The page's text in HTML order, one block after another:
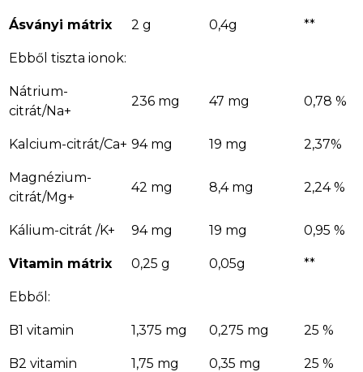
Ásványi mátrix 2 g 0,4g **
Ebből tiszta ionok:
Nátrium-
citrát/Na+
236 mg 47 mg 0,78 %
Kalcium-citrát/Ca+ 94 mg 19 mg 2,37%
Magnézium-
citrát/Mg+
42 mg 8,4 mg 2,24 %
Kálium-citrát /K+ 94 mg 19 mg 0,95 %
Vitamin mátrix 0,25 g 0,05g **
Ebből:
B1 vitamin 1,375 mg 0,275 mg 25 %
B2 vitamin 1,75 mg 0,35 mg 25 %